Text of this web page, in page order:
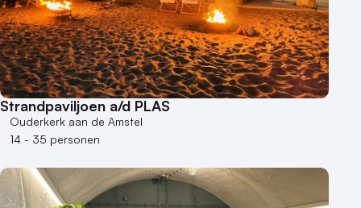
Strandpaviljoen a/d PLAS
Ouderkerk aan de Amstel
14 - 35 personen